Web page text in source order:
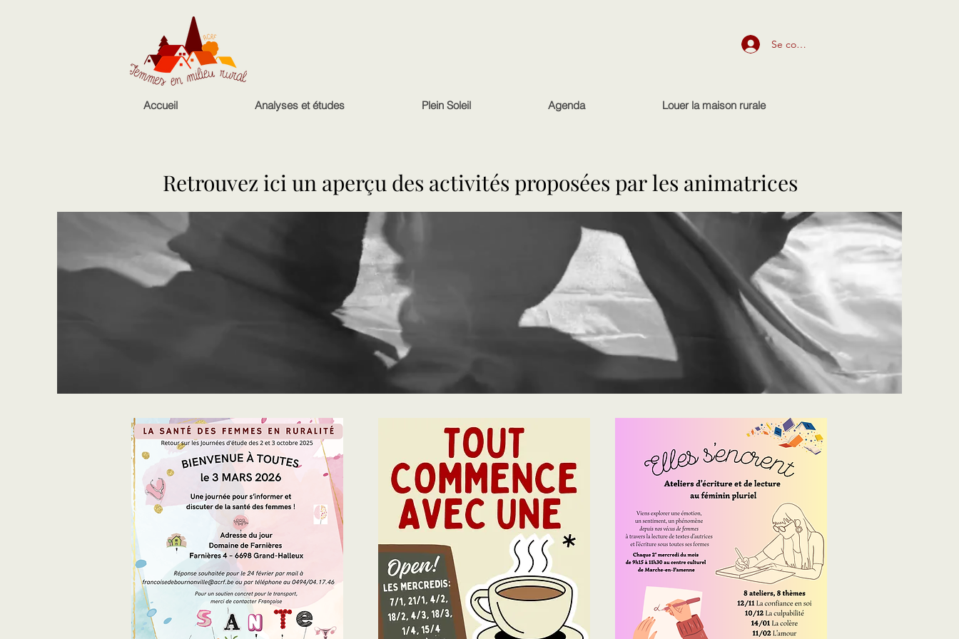
Se connecter
Accueil Analyses et études Plein Soleil Agenda Louer la maison rurale
Retrouvez ici un aperçu des activités proposées par les animatrices
Retrouvez ici un aperçu des activités proposées par les animatrices